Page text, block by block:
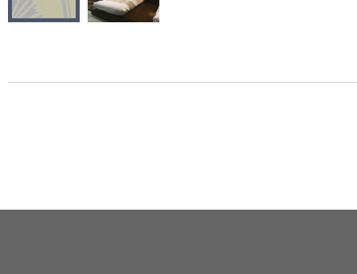
#リリカラのある暮らし
大阪ショールーム